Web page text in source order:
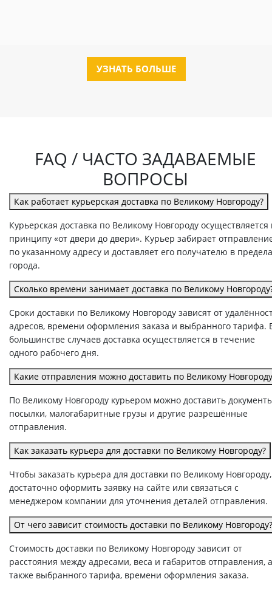
УЗНАТЬ БОЛЬШЕ
FAQ / ЧАСТО ЗАДАВАЕМЫЕ
ВОПРОСЫ
Как работает курьерская доставка по Великому Новгороду?
Курьерская доставка по Великому Новгороду осуществляется
принципу «от двери до двери». Курьер забирает
по указанному адресу и доставляет его получателю в
города.
Сколько времени занимает доставка по Великому
Сроки доставки по Великому Новгороду зависят от
адресов, времени оформления заказа и выбранного тарифа.
большинстве случаев доставка осуществляется в течение
одного рабочего дня.
Какие отправления можно доставить по Великому
По Великому Новгороду курьером можно доставить
посылки, малогабаритные грузы и другие разрешённые
отправления.
Как заказать курьера для доставки по Великому Новгороду?
Чтобы заказать курьера для доставки по Великому Новгороду,
достаточно оформить заявку на сайте или связаться с
менеджером компании для уточнения деталей отправления.
От чего зависит стоимость доставки по Великому Новгороду?
Стоимость доставки по Великому Новгороду зависит от
расстояния между адресами, веса и габаритов отправления, а
также выбранного тарифа, времени оформления заказа.